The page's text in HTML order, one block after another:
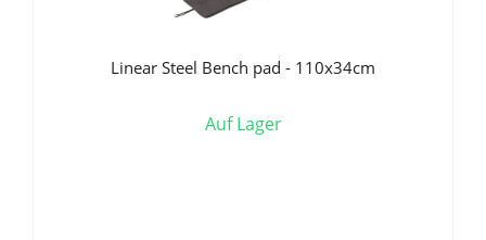
Linear Steel Bench pad - 110x34cm
Auf Lager